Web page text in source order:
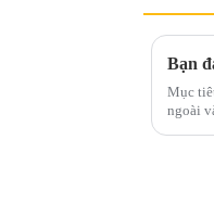
Bạn
Mục
ngoài và